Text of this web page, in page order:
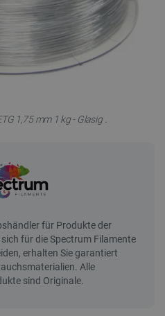
1,75 mm 1 kg - Glasig.